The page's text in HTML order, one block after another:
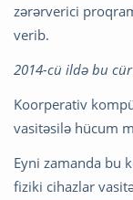
zərərverici
verib.
2014-cü ildə bu
Koorperativ
vasitəsilə hücum
Eyni zamanda bu
fiziki cihazlar